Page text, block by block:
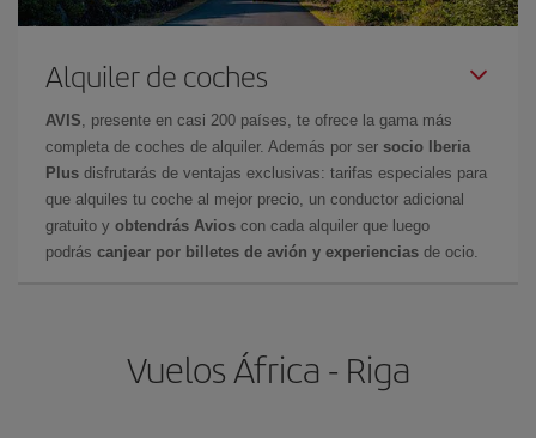
Alquiler de coches
AVIS , presente en casi 200 países, te ofrece la gama más
completa de coches de alquiler. Además por ser socio Iberia
Plus disfrutarás de ventajas exclusivas: tarifas especiales para
que alquiles tu coche al mejor precio, un conductor adicional
gratuito y obtendrás Avios con cada alquiler que luego
podrás canjear por billetes de avión y experiencias de ocio.
Vuelos África - Riga